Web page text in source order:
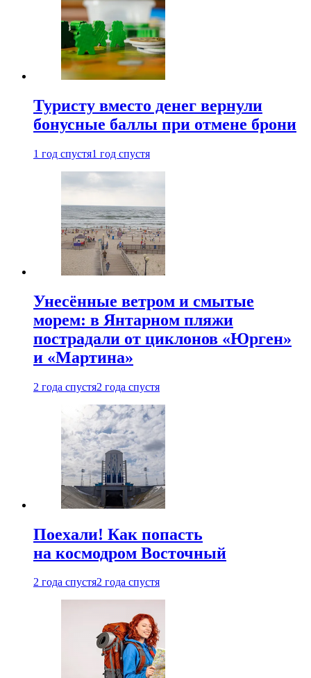
Туристу вместо денег вернули
бонусные баллы при отмене брони
1 год спустя1 год спустя
Унесённые ветром и смытые
морем: в Янтарном пляжи
пострадали от циклонов «Юрген»
и «Мартина»
2 года спустя2 года спустя
Поехали! Как попасть
на космодром Восточный
2 года спустя2 года спустя